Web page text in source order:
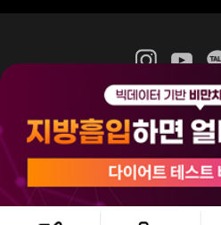
365mc 병·의원 이용약관
비급여진료수가
(주)365mcㅣ서울특별시 서초구 서초대
120-87-04354ㅣ
COPYRIGHT(C) 2025 365mc.